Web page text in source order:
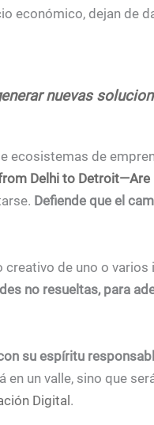
económico, dejan de
nuevas
ecosistemas de
Delhi to Detroit—Are
Defiende que el
de uno o
no resueltas, para
su espíritu
en un valle, sino que
Digital.